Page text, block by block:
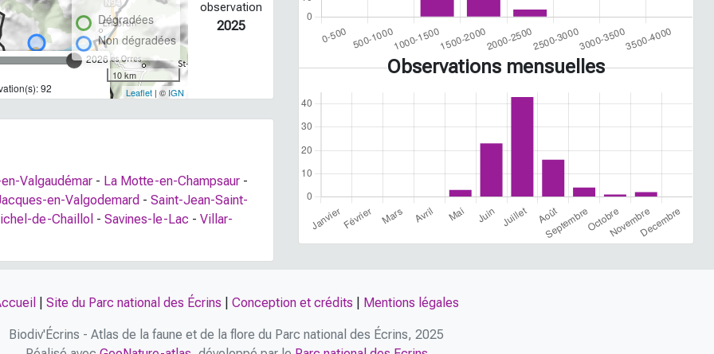
2026
92
Dégradées
Non dégradées
10 km
Leaflet| © IGN
observation
2025
Valgaudémar - La Motte-en-Champsaur -
en-Valgodemard - Saint-Jean-Saint-
de-Chaillol - Savines-le-Lac - Villar-
Observations mensuelles
Site du Parc national des Écrins Conception et crédits Mentions légales
Biodiv'Écrins - Atlas de la faune et de la flore du Parc national des Écrins, 2025